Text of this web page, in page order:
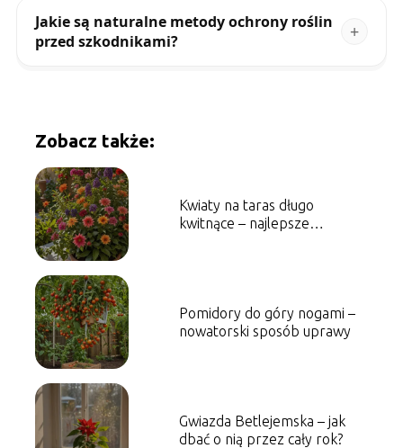
Jakie są naturalne metody ochrony roślin
przed szkodnikami?
Zobacz także:
Kwiaty na taras długo
kwitnące – najlepsze
Pomidory do góry nogami –
nowatorski sposób uprawy
Gwiazda Betlejemska – jak
dbać o nią przez cały rok?